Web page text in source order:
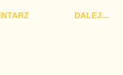
mnie zażenowanie. Było
DALEJ...